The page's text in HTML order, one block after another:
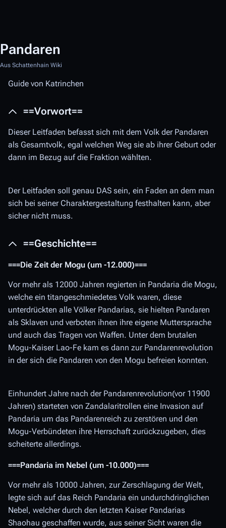
Pandaren
Aus Schattenhain Wiki
Guide von Katrinchen
==Vorwort==
Dieser Leitfaden befasst sich mit dem Volk der Pandaren
als Gesamtvolk, egal welchen Weg sie ab ihrer Geburt oder
dann im Bezug auf die Fraktion wählten.
Der Leitfaden soll genau DAS sein, ein Faden an dem man
sich bei seiner Charaktergestaltung festhalten kann, aber
sicher nicht muss.
==Geschichte==
===Die Zeit der Mogu (um -12.000)===
Vor mehr als 12000 Jahren regierten in Pandaria die Mogu,
welche ein titangeschmiedetes Volk waren, diese
unterdrückten alle Völker Pandarias, sie hielten Pandaren
als Sklaven und verboten ihnen ihre eigene Muttersprache
und auch das Tragen von Waffen. Unter dem brutalen
Mogu-Kaiser Lao-Fe kam es dann zur Pandarenrevolution
in der sich die Pandaren von den Mogu befreien konnten.
Einhundert Jahre nach der Pandarenrevolution(vor 11900
Jahren) starteten von Zandalaritrollen eine Invasion auf
Pandaria um das Pandarenreich zu zerstören und den
Mogu-Verbündeten ihre Herrschaft zurückzugeben, dies
scheiterte allerdings.
===Pandaria im Nebel (um -10.000)===
Vor mehr als 10000 Jahren, zur Zerschlagung der Welt,
legte sich auf das Reich Pandaria ein undurchdringlichen
Nebel, welcher durch den letzten Kaiser Pandarias
Shaohau geschaffen wurde, aus seiner Sicht waren die